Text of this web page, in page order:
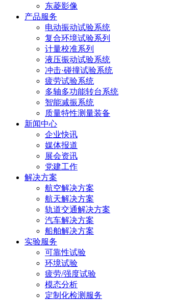
东菱影像
产品服务
电动振动试验系统
复合环境试验系列
计量校准系列
液压振动试验系统
冲击·碰撞试验系统
疲劳试验系统
多轴多功能转台系统
智能减振系统
质量特性测量装备
新闻中心
企业快讯
媒体报道
展会资讯
党建工作
解决方案
航空解决方案
航天解决方案
轨道交通解决方案
汽车解决方案
船舶解决方案
实验服务
可靠性试验
环境试验
疲劳/强度试验
模态分析
定制化检测服务